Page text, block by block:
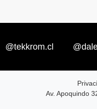
@tekkrom.cl
Av. Apoquindo